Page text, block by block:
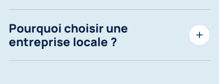
Pourquoi choisir une
entreprise locale ?